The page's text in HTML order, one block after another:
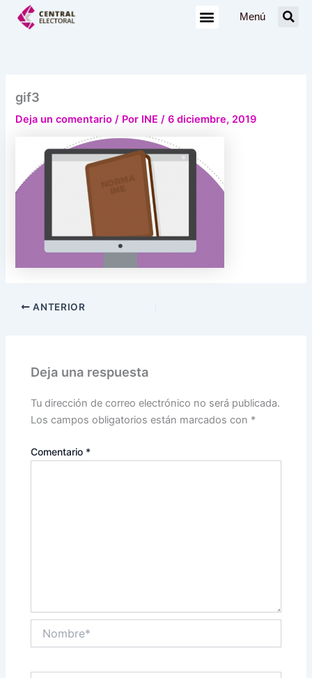
Menú
gif3
Deja un comentario / Por INE/6 diciembre, 2019
ANTERIOR
Deja una respuesta
Tu dirección de correo electrónico no será publicada.
Los campos obligatorios están marcados con *
Comentario *